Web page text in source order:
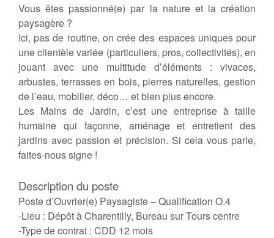
Vous êtes passionné(e) par la nature et la création
paysagère ?
Ici, pas de routine, on crée des espaces uniques pour
une clientèle variée (particuliers, pros, collectivités), en
jouant avec une multitude d’éléments : vivaces,
arbustes, terrasses en bois, pierres naturelles, gestion
de l’eau, mobilier, déco… et bien plus encore.
Les Mains de Jardin, c’est une entreprise à taille
humaine qui façonne, aménage et entretient des
jardins avec passion et précision. Si cela vous parle,
faites-nous signe !
Description du poste
Poste d’Ouvrier(e) Paysagiste – Qualification O.4
-Lieu : Dépôt à Charentilly, Bureau sur Tours centre
-Type de contrat : CDD 12 mois